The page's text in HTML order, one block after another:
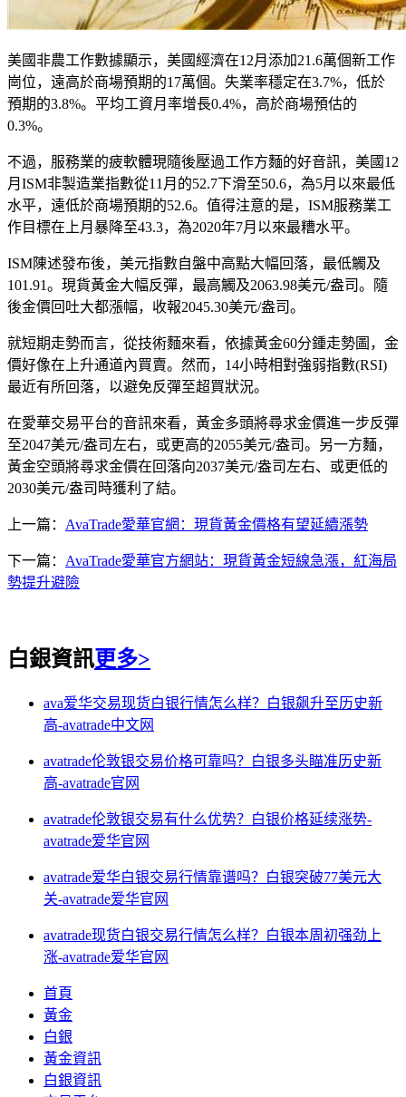
美國非農工作數據顯示，美國經濟在12月添加21.6萬個新工作
崗位，遠高於商場預期的17萬個。失業率穩定在3.7%，低於
預期的3.8%。平均工資月率增長0.4%，高於商場預估的
0.3%。
不過，服務業的疲軟體現隨後壓過工作方麵的好音訊，美國12
月ISM非製造業指數從11月的52.7下滑至50.6，為5月以來最低
水平，遠低於商場預期的52.6。值得注意的是，ISM服務業工
作目標在上月暴降至43.3，為2020年7月以來最糟水平。
ISM陳述發布後，美元指數自盤中高點大幅回落，最低觸及
101.91。現貨黃金大幅反彈，最高觸及2063.98美元/盎司。隨
後金價回吐大都漲幅，收報2045.30美元/盎司。
就短期走勢而言，從技術麵來看，依據黃金60分鍾走勢圖，金
價好像在上升通道內買賣。然而，14小時相對強弱指數(RSI)
最近有所回落，以避免反彈至超買狀況。
在愛華交易平台的音訊來看，黃金多頭將尋求金價進一步反彈
至2047美元/盎司左右，或更高的2055美元/盎司。另一方麵，
黃金空頭將尋求金價在回落向2037美元/盎司左右、或更低的
2030美元/盎司時獲利了結。
上一篇： AvaTrade愛華官網：現貨黃金價格有望延續漲勢
下一篇： AvaTrade愛華官方網站：現貨黃金短線急漲，紅海局
勢提升避險
白銀資訊更多>
ava爱华交易现货白银行情怎么样？白银飙升至历史新
高-avatrade中文网
avatrade伦敦银交易价格可靠吗？白银多头瞄准历史新
高-avatrade官网
avatrade伦敦银交易有什么优势？白银价格延续涨势-
avatrade爱华官网
avatrade爱华白银交易行情靠谱吗？白银突破77美元大
关-avatrade爱华官网
avatrade现货白银交易行情怎么样？白银本周初强劲上
涨-avatrade爱华官网
首頁
黃金
白銀
黃金資訊
白銀資訊